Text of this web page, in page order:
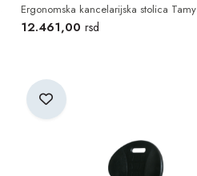
Ergonomska kancelarijska stolica Tamy
12.461,00 rsd